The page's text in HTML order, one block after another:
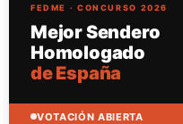
FEDME · CONCURSO 2026
Mejor Sendero
Homologado
de España
VOTACIÓN ABIERTA